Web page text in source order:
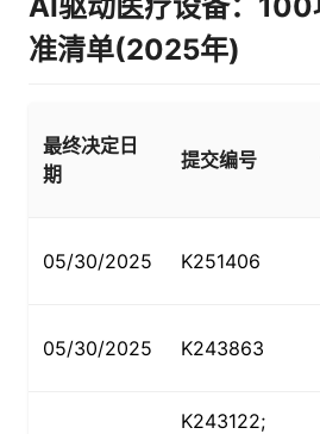
准清单(2025年)
最终决定日
期
提交编号
05/30/2025 K251406
05/30/2025 K243863
K243122;